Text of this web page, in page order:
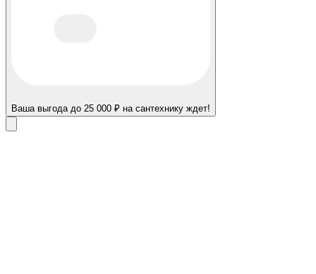
Ваша выгода до 25 000 ₽ на сантехнику ждет!